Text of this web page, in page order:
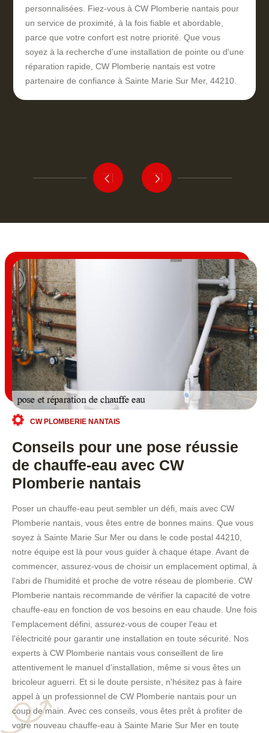
personnalisées. Fiez-vous à CW Plomberie nantais pour
un service de proximité, à la fois fiable et abordable,
parce que votre confort est notre priorité. Que vous
soyez à la recherche d'une installation de pointe ou d'une
réparation rapide, CW Plomberie nantais est votre
partenaire de confiance à Sainte Marie Sur Mer, 44210.
CW PLOMBERIE NANTAIS
Conseils pour une pose réussie
de chauffe-eau avec CW
Plomberie nantais
Poser un chauffe-eau peut sembler un défi, mais avec CW
Plomberie nantais, vous êtes entre de bonnes mains. Que vous
soyez à Sainte Marie Sur Mer ou dans le code postal 44210,
notre équipe est là pour vous guider à chaque étape. Avant de
commencer, assurez-vous de choisir un emplacement optimal, à
l'abri de l'humidité et proche de votre réseau de plomberie. CW
Plomberie nantais recommande de vérifier la capacité de votre
chauffe-eau en fonction de vos besoins en eau chaude. Une fois
l'emplacement défini, assurez-vous de couper l'eau et
l'électricité pour garantir une installation en toute sécurité. Nos
experts à CW Plomberie nantais vous conseillent de lire
attentivement le manuel d'installation, même si vous êtes un
bricoleur aguerri. Et si le doute persiste, n'hésitez pas à faire
appel à un professionnel de CW Plomberie nantais pour un
coup de main. Avec ces conseils, vous êtes prêt à profiter de
votre nouveau chauffe-eau à Sainte Marie Sur Mer en toute